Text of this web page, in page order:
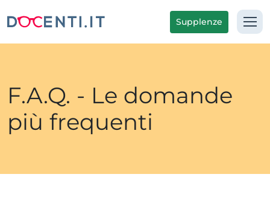
Supplenze
F.A.Q. - Le domande
più frequenti